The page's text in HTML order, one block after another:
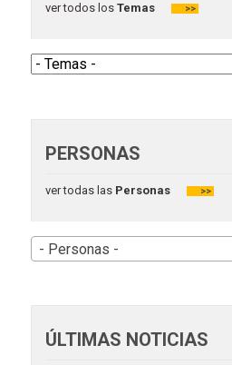
ver todos losTemas >>
PERSONAS
ver todas lasPersonas >>
- Personas -
ÚLTIMAS NOTICIAS